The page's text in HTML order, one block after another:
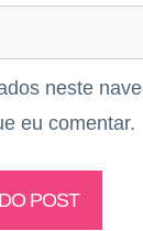
neste
eu comentar.